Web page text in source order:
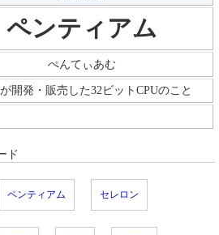
ペンティアム
ぺんてぃあむ
開発・販売した32ビットCPUのこと
ド
ペンティアム セレロン